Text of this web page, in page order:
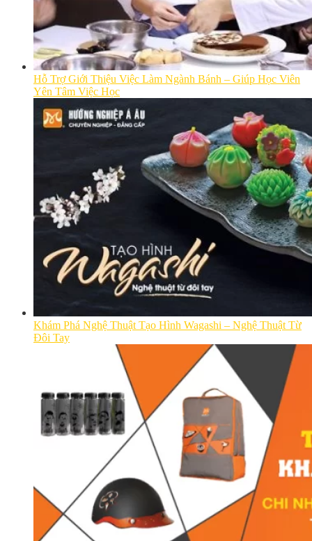
Hỗ Trợ Giới Thiệu Việc Làm Ngành Bánh – Giúp Học Viên
Yên Tâm Việc Học
Khám Phá Nghệ Thuật Tạo Hình Wagashi – Nghệ Thuật Từ
Đôi Tay